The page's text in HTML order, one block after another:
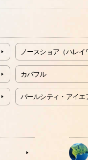
ノースショア（ハレイ
カパフル
パールシティ・アイエ